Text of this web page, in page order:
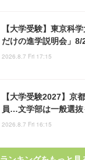
【大学受験】東京科
だけの進学説明会」8/
2026.8.7 Fri 17:15
【大学受験2027】京
員…文学部は一般選抜
2026.8.7 Fri 16:15